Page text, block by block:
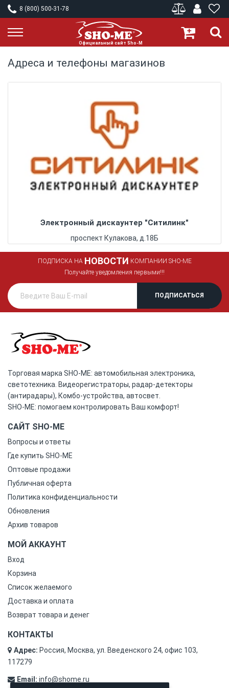
8 (800) 500-31-78
Адреса и телефоны магазинов
Электронный дискаунтер "Ситилинк"
проспект Кулакова, д.18Б
ПОДПИСКА НА НОВОСТИ КОМПАНИИ SHO-ME
Получайте уведомления первыми!!!
Торговая марка SHO-ME: автомобильная электроника,
светотехника. Видеорегистраторы, радар-детекторы
(антирадары), Комбо-устройства, автосвет.
SHO-ME: помогаем контролировать Ваш комфорт!
САЙТ SHO-ME
Вопросы и ответы
Где купить SHO-ME
Оптовые продажи
Публичная оферта
Политика конфиденциальности
Обновления
Архив товаров
МОЙ АККАУНТ
Вход
Корзина
Список желаемого
Доставка и оплата
Возврат товара и денег
КОНТАКТЫ
Адрес: Россия, Москва, ул. Введенского 24, офис 103,
117279
Email: info@shome.ru